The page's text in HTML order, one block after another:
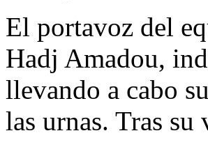
El portavoz del
Hadj Amadou,
llevando a cabo
las urnas. Tras